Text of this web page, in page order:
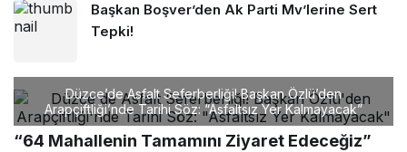
Başkan Boşver’den Ak Parti Mv’lerine Sert
Tepki!
Düzce’de Asfalt Seferberliği! Başkan Özlü’den
Arapçiftliği’nde Tarihi Söz: “Asfaltsız Yer Kalmayacak”
“64 Mahallenin Tamamını Ziyaret Edeceğiz”